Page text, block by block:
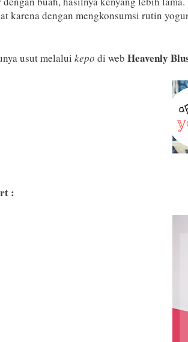
karena dengan mengkonsumsi rutin
usut melalui kepo di web Heavenly
: